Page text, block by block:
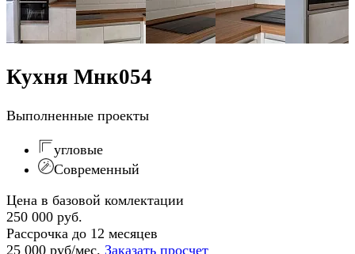
Кухня Мнк054
Выполненные проекты
угловые
Современный
Цена в базовой комлектации
250 000 руб.
Рассрочка до 12 месяцев
25 000 руб/мес. Заказать просчет